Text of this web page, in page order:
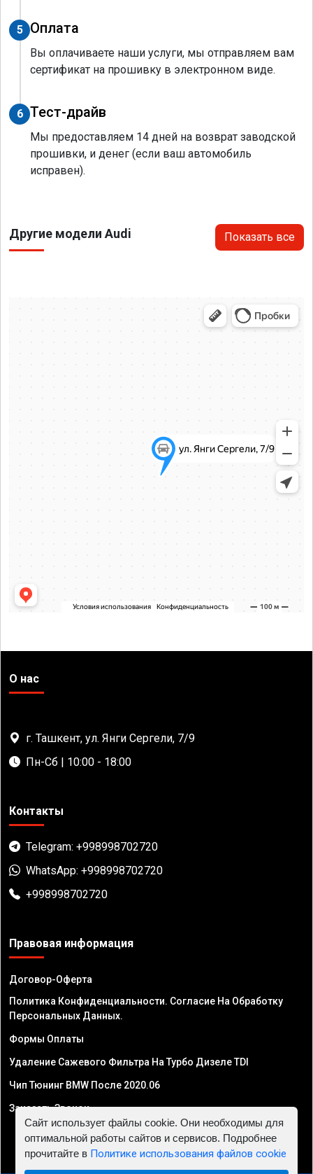
5 Оплата
Вы оплачиваете наши услуги, мы отправляем вам
сертификат на прошивку в электронном виде.
6 Тест-драйв
Мы предоставляем 14 дней на возврат заводской
прошивки, и денег (если ваш автомобиль
исправен).
Другие модели Audi Показать все
О нас
г. Ташкент, ул. Янги Сергели, 7/9
Пн-Сб | 10:00 - 18:00
Контакты
Telegram: +998998702720
WhatsApp: +998998702720
+998998702720
Правовая информация
Договор-Оферта
Политика Конфиденциальности. Согласие На Обработку
Персональных Данных.
Формы Оплаты
Удаление Сажевого Фильтра На Турбо Дизеле TDI
Чип Тюнинг BMW После 2020.06
Заказать Звонок
Сайт использует файлы cookie. Они необходимы для
оптимальной работы сайтов и сервисов. Подробнее
прочитайте в Политике использования файлов cookie